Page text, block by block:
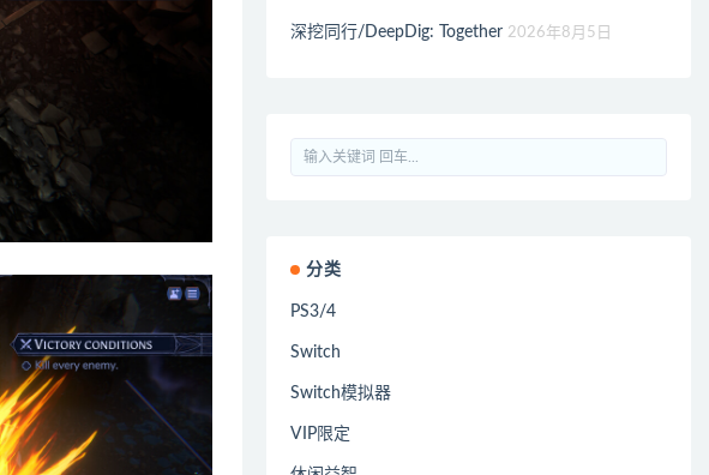
深挖同行/DeepDig: Together 2026年8月5日
分类
PS3/4
Switch
Switch模拟器
VIP限定